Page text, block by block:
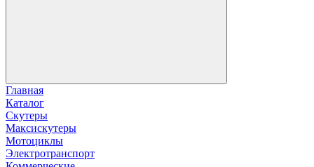
Главная
Каталог
Скутеры
Максискутеры
Мотоциклы
Электротранспорт